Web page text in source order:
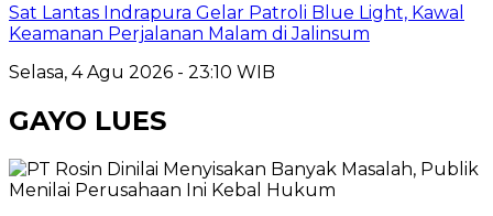
Sat Lantas Indrapura Gelar Patroli Blue Light, Kawal
Keamanan Perjalanan Malam di Jalinsum
Selasa, 4 Agu 2026 - 23:10 WIB
GAYO LUES